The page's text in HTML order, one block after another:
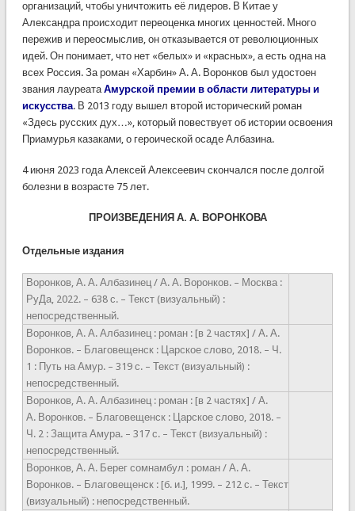
организаций, чтобы уничтожить её лидеров. В Китае у
Александра происходит переоценка многих ценностей. Много
пережив и переосмыслив, он отказывается от революционных
идей. Он понимает, что нет «белых» и «красных», а есть одна на
всех Россия. За роман «Харбин» А. А. Воронков был удостоен
звания лауреата Амурской премии в области литературы и
искусства. В 2013 году вышел второй исторический роман
«Здесь русских дух…», который повествует об истории освоения
Приамурья казаками, о героической осаде Албазина.
4 июня 2023 года Алексей Алексеевич скончался после долгой
болезни в возрасте 75 лет.
ПРОИЗВЕДЕНИЯ А. А. ВОРОНКОВА
Отдельные издания
Воронков, А. А. Албазинец / А. А. Воронков. – Москва :
РуДа, 2022. – 638 с. – Текст (визуальный) :
непосредственный.
Воронков, А. А. Албазинец : роман : [в 2 частях] / А. А.
Воронков. – Благовещенск : Царское слово, 2018. – Ч.
1 : Путь на Амур. – 319 с. – Текст (визуальный) :
непосредственный.
Воронков, А. А. Албазинец : роман : [в 2 частях] / А.
А. Воронков. – Благовещенск : Царское слово, 2018. –
Ч. 2 : Защита Амура. – 317 с. – Текст (визуальный) :
непосредственный.
Воронков, А. А. Берег сомнамбул : роман / А. А.
Воронков. – Благовещенск : [б. и.], 1999. – 212 с. – Текст
(визуальный) : непосредственный.